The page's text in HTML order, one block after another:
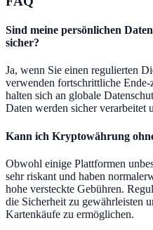
Sind meine persönlichen
sicher?
Ja, wenn Sie einen regulierten
verwenden fortschrittliche
halten sich an globale
Daten werden sicher verarbeitet
Kann ich Kryptowährung
Obwohl einige Plattformen
sehr riskant und haben
hohe versteckte Gebühren.
die Sicherheit zu gewährleisten
Kartenkäufe zu ermöglichen.